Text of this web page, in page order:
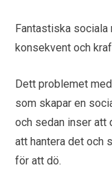
Fantastiska
konsekvent och
Dett problemet
som skapar en
och sedan inser att
att hantera det och
för att dö.